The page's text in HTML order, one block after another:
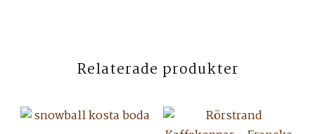
Relaterade produkter